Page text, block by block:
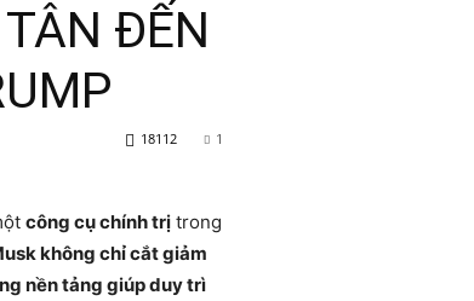
ĐẾN
1
18112
công cụ chính trị trong
không chỉ cắt giảm
nền tảng giúp duy trì